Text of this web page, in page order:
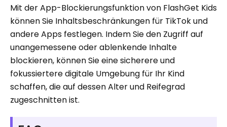
Mit der App-Blockierungsfunktion von FlashGet Kids
können Sie Inhaltsbeschränkungen für TikTok und
andere Apps festlegen. Indem Sie den Zugriff auf
unangemessene oder ablenkende Inhalte
blockieren, können Sie eine sicherere und
fokussiertere digitale Umgebung für Ihr Kind
schaffen, die auf dessen Alter und Reifegrad
zugeschnitten ist.